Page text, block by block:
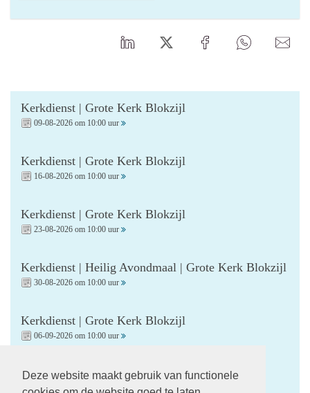
Deze website maakt gebruik van functionele
Kerkdienst | Grote Kerk Blokzijl
09-08-2026 om 10:00 uur
Kerkdienst | Grote Kerk Blokzijl
16-08-2026 om 10:00 uur
Kerkdienst | Grote Kerk Blokzijl
23-08-2026 om 10:00 uur
Kerkdienst | Heilig Avondmaal | Grote Kerk Blokzijl
30-08-2026 om 10:00 uur
Kerkdienst | Grote Kerk Blokzijl
06-09-2026 om 10:00 uur
Kerkdienst | Startzondag | Grote Kerk Blokzijl
13-09-2026 om 10:00 uur